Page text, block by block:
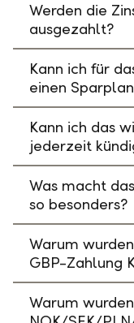
Werden die
ausgezahlt?
Kann ich für
einen
Kann ich das
jederzeit
Was macht
so besonders?
Warum
GBP-Zahlung
Warum